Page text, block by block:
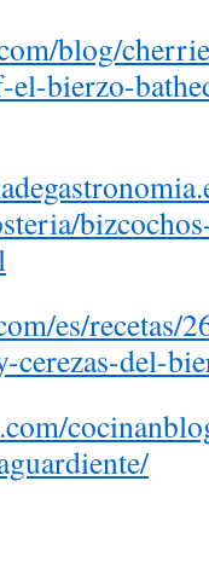
blog/
bierzo-
es/recetas/
cerezas-del-